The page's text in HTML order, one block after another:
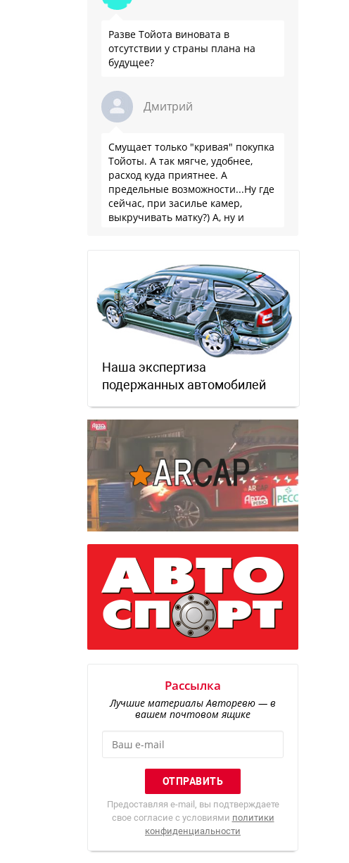
Разве Тойота виновата в
отсутствии у страны плана на
будущее?
Дмитрий
Смущает только "кривая" покупка
Тойоты. А так мягче, удобнее,
расход куда приятнее. А
предельные возможности...Ну где
сейчас, при засилье камер,
выкручивать матку?) А, ну и
Наша экспертиза
подержанных автомобилей
Рассылка
Лучшие материалы Авторевю — в
вашем почтовом ящике
Предоставляя e-mail, вы подтверждаете
свое согласие с условиями политики
конфиденциальности